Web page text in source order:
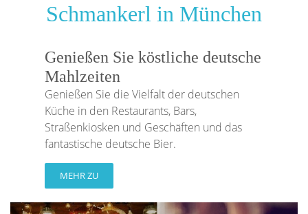
Schmankerl in München
Genießen Sie köstliche deutsche
Mahlzeiten
Genießen Sie die Vielfalt der deutschen
Küche in den Restaurants, Bars,
Straßenkiosken und Geschäften und das
fantastische deutsche Bier.
MEHR ZU